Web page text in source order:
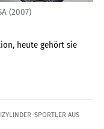
(2007)
heute gehört sie
SPORTLER AUS